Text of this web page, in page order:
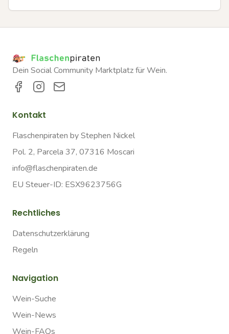
Dein Social Community Marktplatz für Wein.
Kontakt
Flaschenpiraten by Stephen Nickel
Pol. 2, Parcela 37, 07316 Moscari
info@flaschenpiraten.de
EU Steuer-ID: ESX9623756G
Rechtliches
Datenschutzerklärung
Regeln
Navigation
Wein-Suche
Wein-News
Wein-FAQs